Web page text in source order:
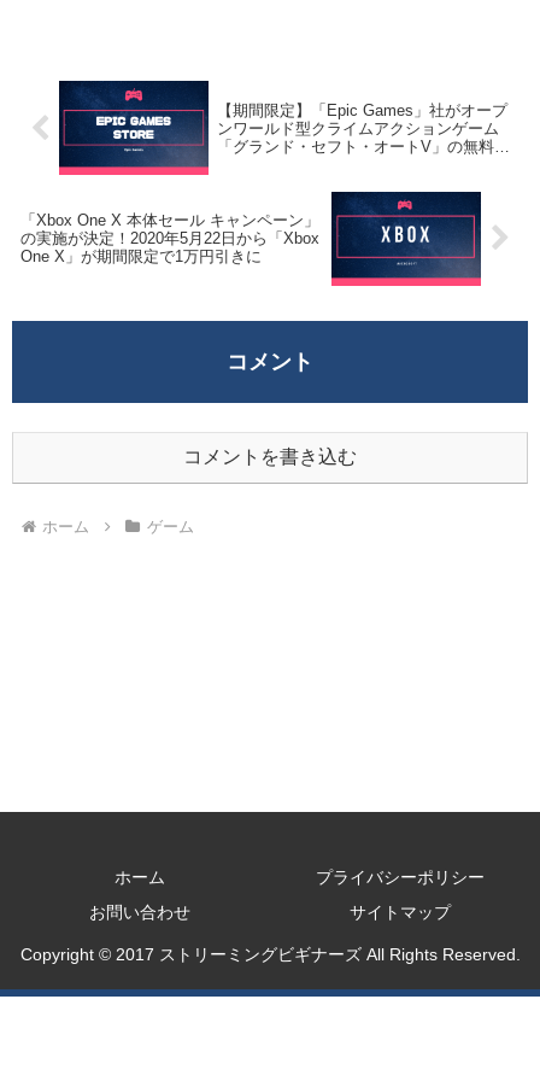
【期間限定】「Epic Games」社がオープ
ンワールド型クライムアクションゲーム
「グランド・セフト・オートV」の無料配
「Xbox One X 本体セール キャンペーン」
の実施が決定！2020年5月22日から「Xbox
One X」が期間限定で1万円引きに
コメント
コメントを書き込む
ホーム ゲーム
ホーム
プライバシーポリシー
お問い合わせ
サイトマップ
Copyright © 2017 ストリーミングビギナーズ All Rights Reserved.